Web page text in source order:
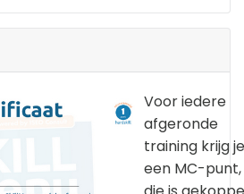
Voor iedere
afgeronde
training krijg je
een MC-punt,